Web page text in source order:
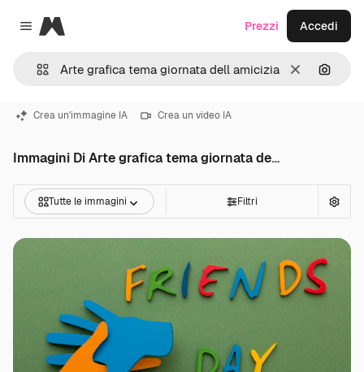
Close menu
Magnific
CancellaCerca
Prezzi Accedi
Crea un'immagine IA Crea un video IA
Immagini Di Arte grafica tema giornata dell amicizia
Tutte le immagini Filtri